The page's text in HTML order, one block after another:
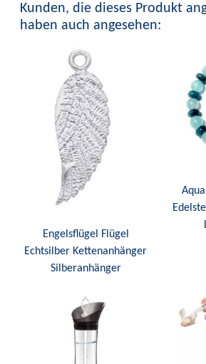
Kunden, die dieses Produkt
haben auch angesehen:
Engelsflügel Flügel
Echtsilber Kettenanhänger
Silberanhänger